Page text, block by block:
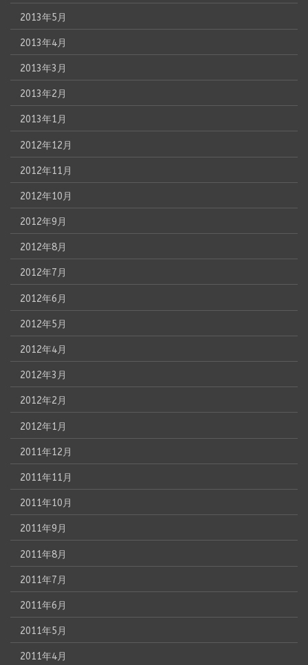
2013年5月
2013年4月
2013年3月
2013年2月
2013年1月
2012年12月
2012年11月
2012年10月
2012年9月
2012年8月
2012年7月
2012年6月
2012年5月
2012年4月
2012年3月
2012年2月
2012年1月
2011年12月
2011年11月
2011年10月
2011年9月
2011年8月
2011年7月
2011年6月
2011年5月
2011年4月